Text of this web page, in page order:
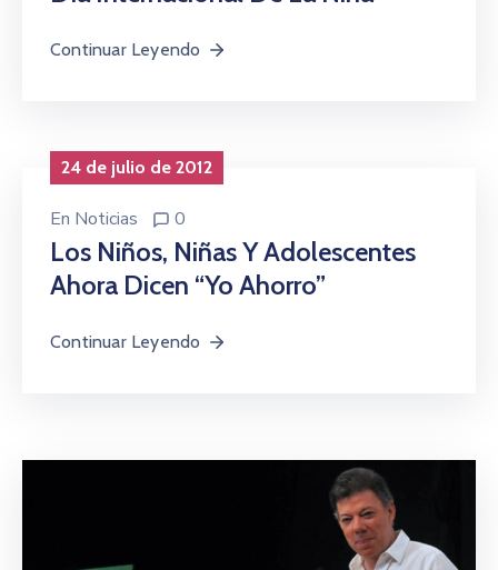
Continuar Leyendo
24 de julio de 2012
En Noticias 0
Los Niños, Niñas Y Adolescentes
Ahora Dicen “Yo Ahorro”
Continuar Leyendo